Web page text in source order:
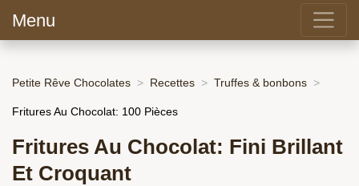
Menu
Petite Rêve Chocolates Recettes Truffes & bonbons
Fritures Au Chocolat: 100 Pièces
Fritures Au Chocolat: Fini Brillant
Et Croquant